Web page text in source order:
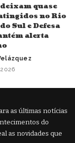
quase
no Rio
Sul e Defesa
alerta
as últimas notícias
do
as novidades que